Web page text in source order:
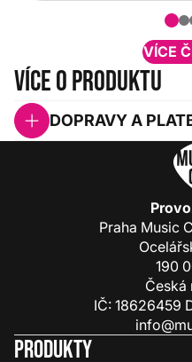
VÍCE
Více o produktu
DOPRAVY A
Praha Music
190
Česká
IČ: 18626459
Produkty